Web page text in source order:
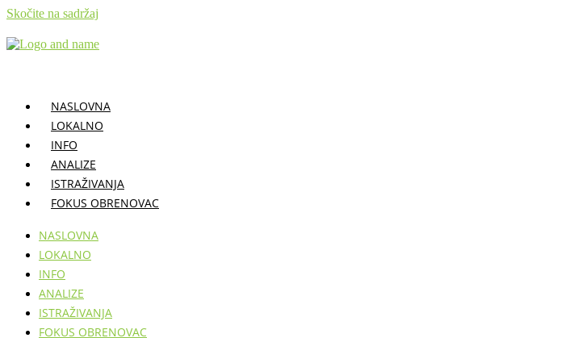
Skočite na sadržaj
NASLOVNA
LOKALNO
INFO
ANALIZE
ISTRAŽIVANJA
FOKUS OBRENOVAC
NASLOVNA
LOKALNO
INFO
ANALIZE
ISTRAŽIVANJA
FOKUS OBRENOVAC